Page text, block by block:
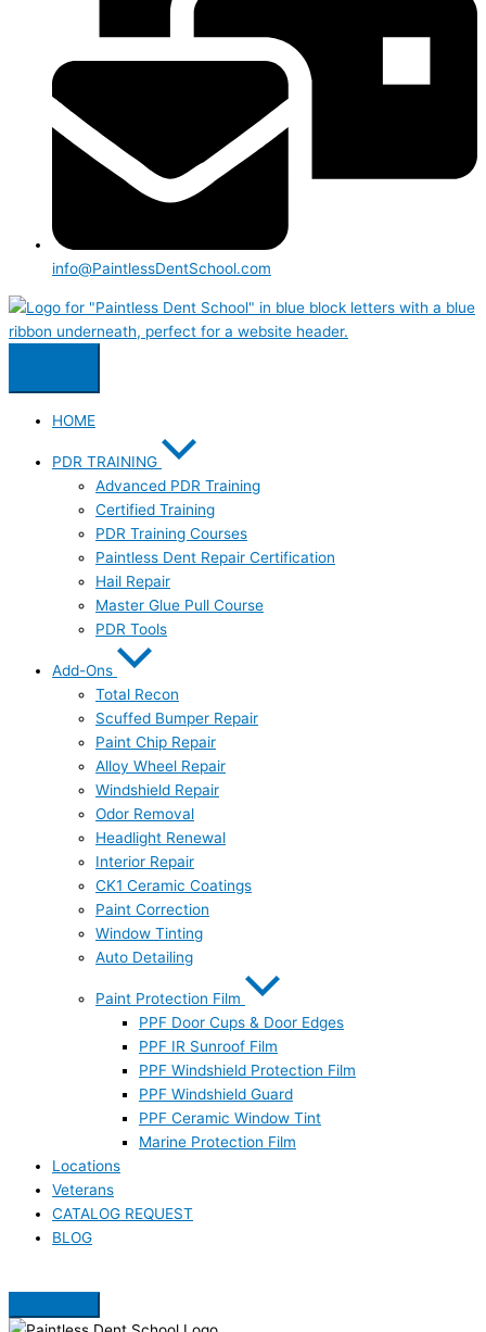
info@PaintlessDentSchool.com
HOME
PDR TRAINING
Advanced PDR Training
Certified Training
PDR Training Courses
Paintless Dent Repair Certification
Hail Repair
Master Glue Pull Course
PDR Tools
Add-Ons
Total Recon
Scuffed Bumper Repair
Paint Chip Repair
Alloy Wheel Repair
Windshield Repair
Odor Removal
Headlight Renewal
Interior Repair
CK1 Ceramic Coatings
Paint Correction
Window Tinting
Auto Detailing
Paint Protection Film
PPF Door Cups & Door Edges
PPF IR Sunroof Film
PPF Windshield Protection Film
PPF Windshield Guard
PPF Ceramic Window Tint
Marine Protection Film
Locations
Veterans
CATALOG REQUEST
BLOG